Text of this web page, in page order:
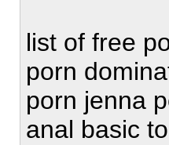
list of free
porn
porn jenna
anal basic